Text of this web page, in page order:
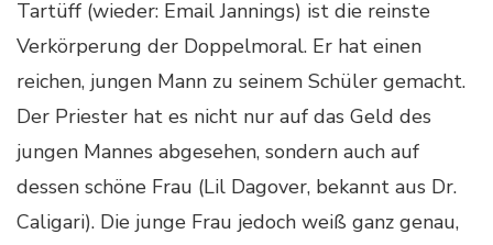
Tartüff (wieder: Email Jannings) ist die reinste
Verkörperung der Doppelmoral. Er hat einen
reichen, jungen Mann zu seinem Schüler gemacht.
Der Priester hat es nicht nur auf das Geld des
jungen Mannes abgesehen, sondern auch auf
dessen schöne Frau (Lil Dagover, bekannt aus Dr.
Caligari). Die junge Frau jedoch weiß ganz genau,